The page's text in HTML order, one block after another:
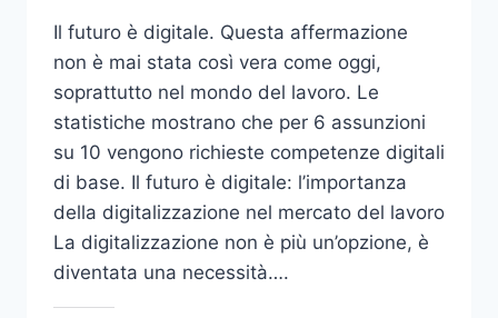
Il futuro è digitale. Questa affermazione
non è mai stata così vera come oggi,
soprattutto nel mondo del lavoro. Le
statistiche mostrano che per 6 assunzioni
su 10 vengono richieste competenze digitali
di base​. Il futuro è digitale: l’importanza
della digitalizzazione nel mercato del lavoro
La digitalizzazione non è più un’opzione, è
diventata una necessità….